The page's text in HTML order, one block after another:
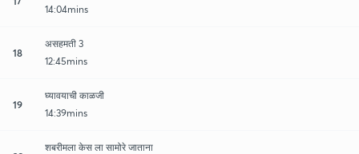
14:04mins
18
असहमती 3
12:45mins
19
घ्यावयाची काळजी
14:39mins
शबरीमला केस ला सामोरे जाताना